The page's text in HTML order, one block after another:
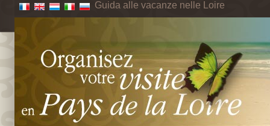
Guida alle vacanze nelle Loire